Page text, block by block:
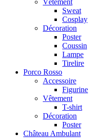
Vêtement
Sweat
Cosplay
Décoration
Poster
Coussin
Lampe
Tirelire
Porco Rosso
Accessoire
Figurine
Vêtement
T-shirt
Décoration
Poster
Château Ambulant